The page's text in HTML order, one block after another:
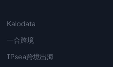
Kalodata
一合跨境
TPsea跨境出海